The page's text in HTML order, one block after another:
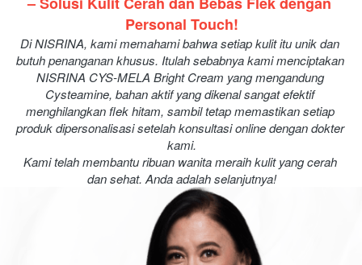
Personal Touch!
Di NISRINA, kami memahami bahwa setiap kulit itu unik dan
butuh penanganan khusus. Itulah sebabnya kami menciptakan
NISRINA CYS-MELA Bright Cream yang mengandung
Cysteamine, bahan aktif yang dikenal sangat efektif
menghilangkan flek hitam, sambil tetap memastikan setiap
produk dipersonalisasi setelah konsultasi online dengan dokter
kami.
Kami telah membantu ribuan wanita meraih kulit yang cerah
dan sehat. Anda adalah selanjutnya!